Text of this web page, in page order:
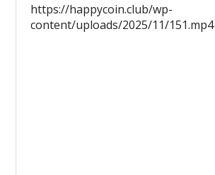
https://happycoin.club/wp-
content/uploads/2025/11/151.mp4